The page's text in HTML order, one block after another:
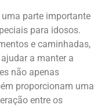
parte importante
para idosos.
e caminhadas,
a manter a
não apenas
proporcionam uma
entre os